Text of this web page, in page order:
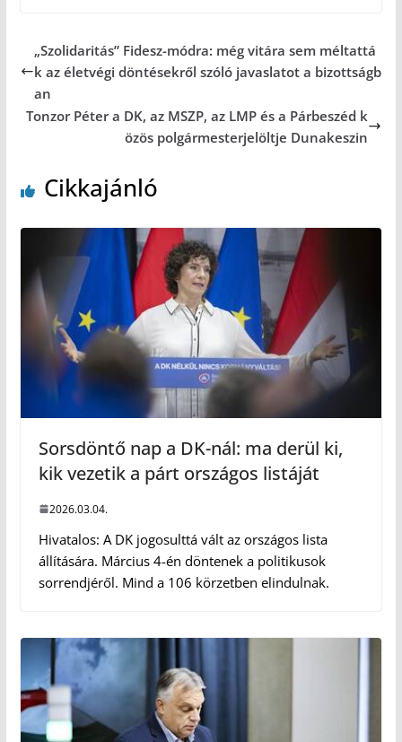
„Szolidaritás” Fidesz-módra: még vitára sem méltattá
k az életvégi döntésekről szóló javaslatot a bizottságb
an
Tonzor Péter a DK, az MSZP, az LMP és a Párbeszéd k
özös polgármesterjelöltje Dunakeszin
Cikkajánló
Sorsdöntő nap a DK-nál: ma derül ki,
kik vezetik a párt országos listáját
2026.03.04.
Hivatalos: A DK jogosulttá vált az országos lista
állítására. Március 4-én döntenek a politikusok
sorrendjéről. Mind a 106 körzetben elindulnak.